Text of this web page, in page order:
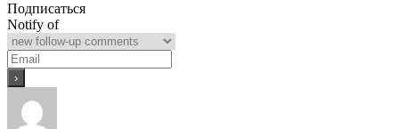
Подписаться
Notify of